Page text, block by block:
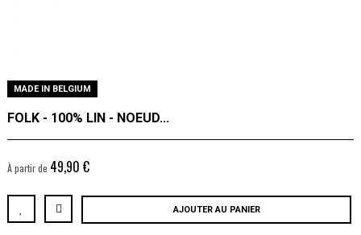
MADE IN BELGIUM
FOLK - 100% LIN - NOEUD...
À partir de 49,90 €
AJOUTER AU PANIER